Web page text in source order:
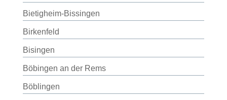
Bietigheim-Bissingen
Birkenfeld
Bisingen
Böbingen an der Rems
Böblingen